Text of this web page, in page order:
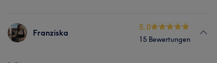
Franziska
5.0
15 Bewertungen